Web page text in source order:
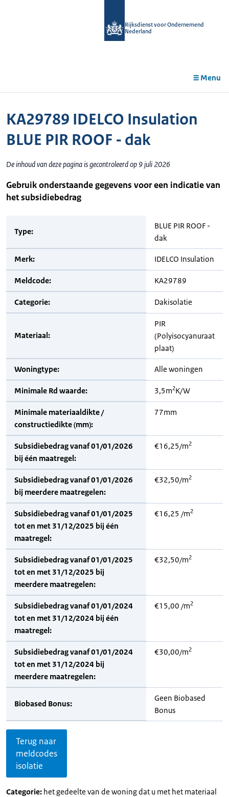
Rijksdienst voor Ondernemend
Nederland
Menu
KA29789 IDELCO Insulation
BLUE PIR ROOF - dak
De inhoud van deze pagina is gecontroleerd op 9 juli 2026
Gebruik onderstaande gegevens voor een indicatie van
het subsidiebedrag
Type:
BLUE PIR ROOF -
dak
Merk: IDELCO Insulation
Meldcode: KA29789
Categorie: Dakisolatie
Materiaal:
PIR
(Polyisocyanuraat
plaat)
Woningtype: Alle woningen
Minimale Rd waarde: 3,5m2K/W
Minimale materiaaldikte /
constructiedikte (mm):
77mm
Subsidiebedrag vanaf 01/01/2026
bij één maatregel:
€16,25/m2
Subsidiebedrag vanaf 01/01/2026
bij meerdere maatregelen:
€32,50/m2
Subsidiebedrag vanaf 01/01/2025
tot en met 31/12/2025 bij één
maatregel:
€16,25 /m2
Subsidiebedrag vanaf 01/01/2025
tot en met 31/12/2025 bij
meerdere maatregelen:
€32,50/m2
Subsidiebedrag vanaf 01/01/2024
tot en met 31/12/2024 bij één
maatregel:
€15,00 /m2
Subsidiebedrag vanaf 01/01/2024
tot en met 31/12/2024 bij
meerdere maatregelen:
€30,00/m2
Biobased Bonus:
Geen Biobased
Bonus
Terug naar
meldcodes
isolatie
Categorie: het gedeelte van de woning dat u met het materiaal